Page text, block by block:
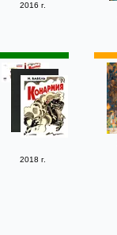
2016 г.
2018 г.